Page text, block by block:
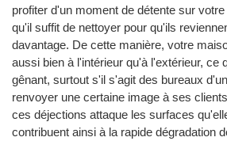
profiter d'un moment de détente sur
qu'il suffit de nettoyer pour qu'ils
davantage. De cette manière, votre
aussi bien à l'intérieur qu'à l'extérieur, ce
gênant, surtout s'il s'agit des bureaux
renvoyer une certaine image à ses
ces déjections attaque les surfaces
contribuent ainsi à la rapide dégradation